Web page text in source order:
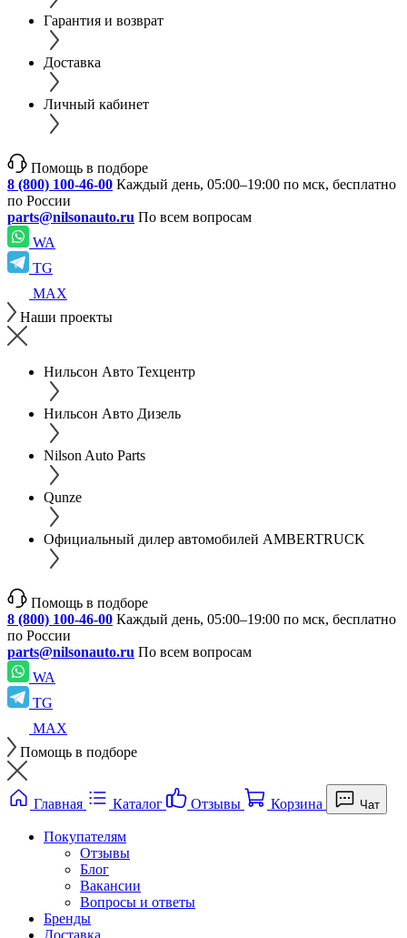
Гарантия и возврат
Доставка
Личный кабинет
Помощь в подборе
8 (800) 100-46-00 Каждый день, 05:00–19:00 по мск, бесплатно
по России
parts@nilsonauto.ru По всем вопросам
WA
TG
MAX
Наши проекты
Нильсон Авто Техцентр
Нильсон Авто Дизель
Nilson Auto Parts
Qunze
Официальный дилер автомобилей AMBERTRUCK
Помощь в подборе
8 (800) 100-46-00 Каждый день, 05:00–19:00 по мск, бесплатно
по России
parts@nilsonauto.ru По всем вопросам
WA
TG
MAX
Помощь в подборе
Главная Каталог Отзывы Корзина Чат
Покупателям
Отзывы
Блог
Вакансии
Вопросы и ответы
Бренды
Доставка